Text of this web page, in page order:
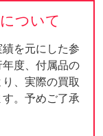
ついて
を元にした参
度、付属品の
、実際の買取
。予めご了承